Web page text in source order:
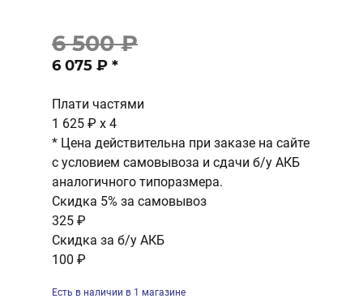
6 500 ₽
6 075 ₽ *
Плати частями
1 625 ₽ x 4
* Цена действительна при заказе на сайте
с условием самовывоза и сдачи б/у АКБ
аналогичного типоразмера.
Скидка 5% за самовывоз
325 ₽
Скидка за б/у АКБ
100 ₽
Есть в наличии в 1 магазине